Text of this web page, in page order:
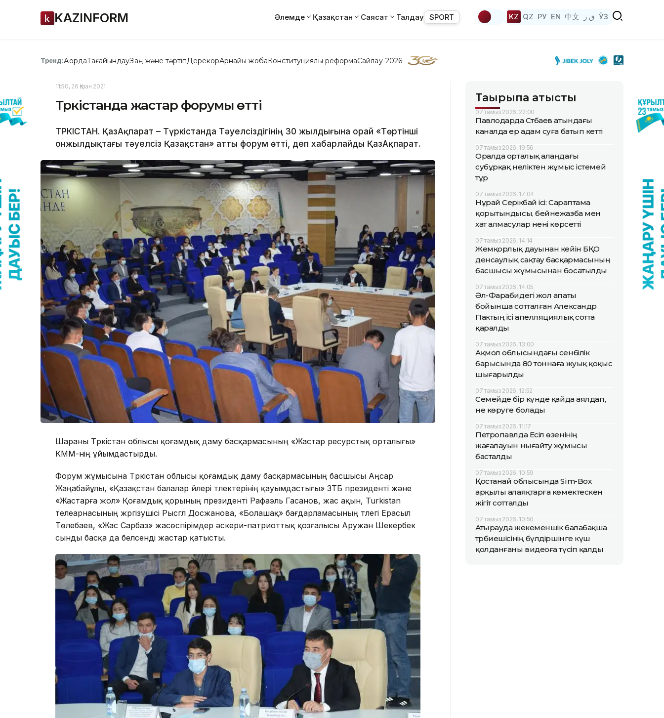
KAZINFORM Әлемде Қазақстан Саясат Талдау SPORT KZ QZ РУ EN 中文 ق ز ЎЗ
Тренд:АқордаТағайындауЗаң және тәртіпДерекқорАрнайы жобаКонституциялық реформаСайлау-2026
11:50, 26 Қазан 2021
Түркістанда жастар форумы өтті
ТҮРКІСТАН. ҚазАқпарат – Түркістанда Тәуелсіздігінің 30 жылдығына орай «Төртінші
онжылдықтағы тәуелсіз Қазақстан» атты форум өтті, деп хабарлайды ҚазАқпарат.
Шараны Түркістан облысы қоғамдық даму басқармасының «Жастар ресурстық орталығы»
КММ-нің ұйымдастырды.
Форум жұмысына Түркістан облысы қоғамдық даму басқармасының басшысы Аңсар
Жаңабайұлы, «Қазақстан балалар үйлері түлектерінің қауымдастығы» ЗТБ президенті және
«Жастарға жол» Қоғамдық қорының президенті Рафаэль Гасанов, жас ақын, Turkistan
телеарнасының жүргізушісі Рысгүл Досжанова, «Болашақ» бағдарламасының түлегі Ерасыл
Төлебаев, «Жас Сарбаз» жасөспірімдер әскери-патриоттық қозғалысы Аружан Шекербек
сынды басқа да белсенді жастар қатысты.
Тақырыпқа қатысты
07 тамыз 2026, 22:00
Павлодарда Сәтбаев атындағы
каналда ер адам суға батып кетті
07 тамыз 2026, 19:56
Оралда орталық алаңдағы
субұрқақ неліктен жұмыс істемей
тұр
07 тамыз 2026, 17:04
Нұрай Серікбай ісі: Сараптама
қорытындысы, бейнежазба мен
хат алмасулар нені көрсетті
07 тамыз 2026, 14:14
Жемқорлық дауынан кейін БҚО
денсаулық сақтау басқармасының
басшысы жұмысынан босатылды
07 тамыз 2026, 14:05
Әл-Фарабидегі жол апаты
бойынша сотталған Александр
Пактың ісі апелляциялық сотта
қаралды
07 тамыз 2026, 13:00
Ақмол облысындағы сенбілік
барысында 80 тоннаға жуық қоқыс
шығарылды
07 тамыз 2026, 12:52
Семейде бір күнде қайда аялдап,
не көруге болады
07 тамыз 2026, 11:17
Петропавлда Есіл өзенінің
жағалауын нығайту жұмысы
басталды
07 тамыз 2026, 10:59
Қостанай облысында Sim-Box
арқылы алаяқтарға көмектескен
жігіт сотталды
07 тамыз 2026, 10:50
Атырауда жекеменшік балабақша
тәрбиешісінің бүлдіршінге күш
қолданғаны видеоға түсіп қалды